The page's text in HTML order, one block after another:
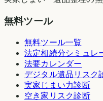
無料ツール
無料ツール一覧
法定相続分シミュレ
法要カレンダー
デジタル遺品リスク
実家じまい力診断
空き家リスク診断